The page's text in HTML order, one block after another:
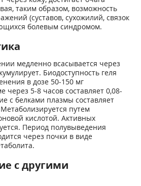
таким образом, возможность
(суставов, сухожилий, связок
болевым синдромом.
медленно всасывается через
Биодоступность геля
в дозе 50-150 мг
через 5-8 часов составляет 0,08-
с белками плазмы составляет
путем
кислотой. Активных
Период полувыведения
через почки в виде
с другими